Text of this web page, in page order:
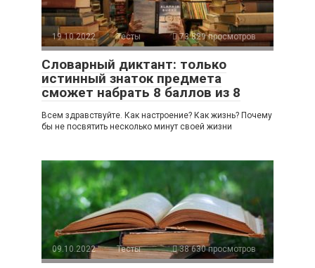
19.10.2022 Тесты 73 829 просмотров
Словарный диктант: только
истинный знаток предмета
сможет набрать 8 баллов из 8
Всем здравствуйте. Как настроение? Как жизнь? Почему
бы не посвятить несколько минут своей жизни
09.10.2022 Тесты 38 630 просмотров